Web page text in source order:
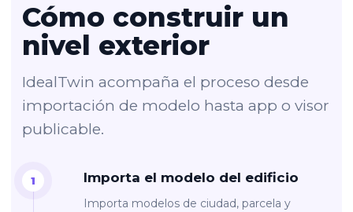
Cómo construir un
nivel exterior
IdealTwin acompaña el proceso desde
importación de modelo hasta app o visor
publicable.
Importa el modelo del edificio
Importa modelos de ciudad, parcela y